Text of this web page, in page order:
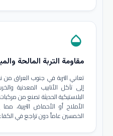
opacity
مقاومة التربة المالحة
تعاني التربة في جنوب العراق من
إلى تآكل الأنابيب المعدنية
البلاستيكية الحديثة تصنع من
الأملاح أو الأحماض التربية،
الخمسين عاماً دون تراجع في